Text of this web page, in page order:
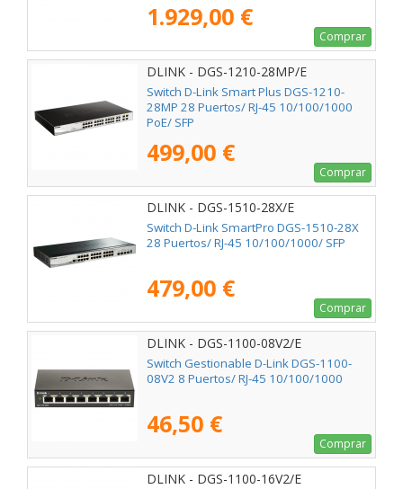
1.929,00 €
Comprar
DLINK - DGS-1210-28MP/E
Switch D-Link Smart Plus DGS-1210-
28MP 28 Puertos/ RJ-45 10/100/1000
PoE/ SFP
499,00 €
Comprar
DLINK - DGS-1510-28X/E
Switch D-Link SmartPro DGS-1510-28X
28 Puertos/ RJ-45 10/100/1000/ SFP
479,00 €
Comprar
DLINK - DGS-1100-08V2/E
Switch Gestionable D-Link DGS-1100-
08V2 8 Puertos/ RJ-45 10/100/1000
46,50 €
Comprar
DLINK - DGS-1100-16V2/E